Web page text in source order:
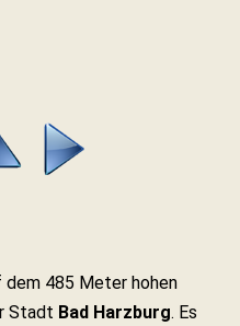
485 Meter hohen
Stadt Bad Harzburg. Es